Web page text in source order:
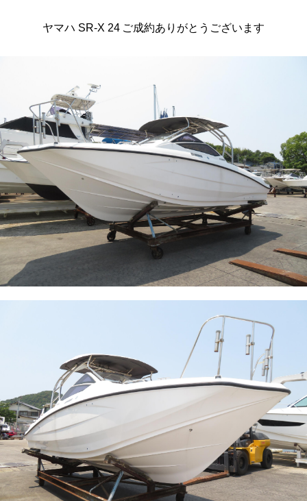
ヤマハ SR-X 24 ご成約ありがとうございます